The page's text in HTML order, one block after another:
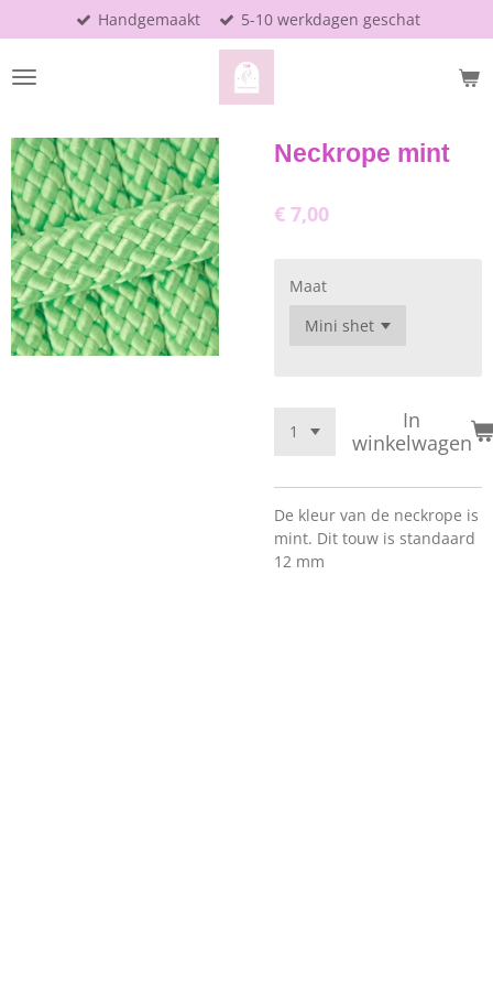
direct
naar
de
Handgemaakt 5-10 werkdagen geschat
Neckrope mint
€ 7,00
Maat
In
winkelwagen
De kleur van de neckrope is
mint. Dit touw is standaard
12 mm